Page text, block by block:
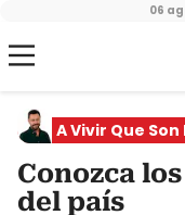
06
A Vivir Que Son
Conozca
del país